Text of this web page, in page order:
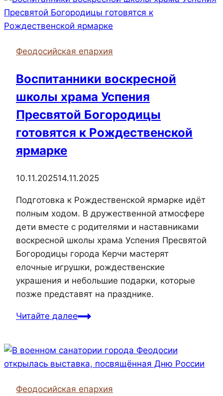
Феодосийская епархия
Воспитанники воскресной
школы храма Успения
Пресвятой Богородицы
готовятся к Рождественской
ярмарке
10.11.202514.11.2025
Подготовка к Рождественской ярмарке идёт
полным ходом. В дружественной атмосфере
дети вместе с родителями и наставниками
воскресной школы храма Успения Пресвятой
Богородицы города Керчи мастерят
елочные игрушки, рождественские
украшения и небольшие подарки, которые
позже представят на празднике.
Читайте далее
Феодосийская епархия